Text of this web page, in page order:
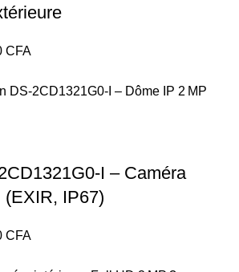
CFA
actuel
– Caméra
(EXIR, IP67)
CFA